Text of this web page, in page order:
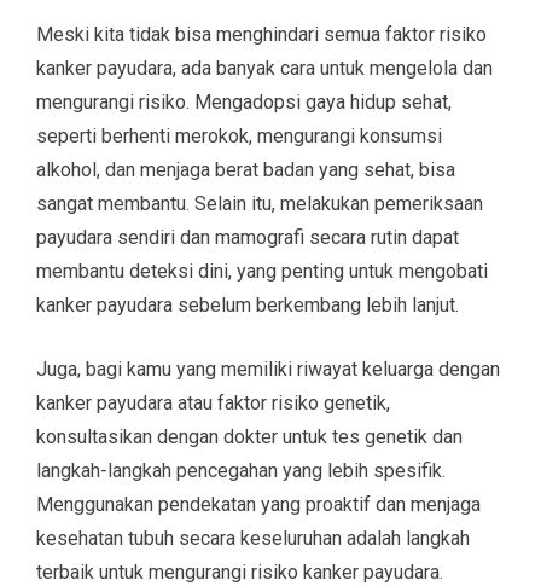
Meski kita tidak bisa menghindari semua faktor risiko
kanker payudara, ada banyak cara untuk mengelola dan
mengurangi risiko. Mengadopsi gaya hidup sehat,
seperti berhenti merokok, mengurangi konsumsi
alkohol, dan menjaga berat badan yang sehat, bisa
sangat membantu. Selain itu, melakukan pemeriksaan
payudara sendiri dan mamografi secara rutin dapat
membantu deteksi dini, yang penting untuk mengobati
kanker payudara sebelum berkembang lebih lanjut.
Juga, bagi kamu yang memiliki riwayat keluarga dengan
kanker payudara atau faktor risiko genetik,
konsultasikan dengan dokter untuk tes genetik dan
langkah-langkah pencegahan yang lebih spesifik.
Menggunakan pendekatan yang proaktif dan menjaga
kesehatan tubuh secara keseluruhan adalah langkah
terbaik untuk mengurangi risiko kanker payudara.